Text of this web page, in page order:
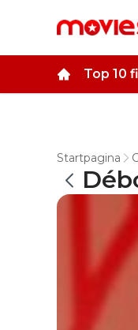
Top 10
Startpagina